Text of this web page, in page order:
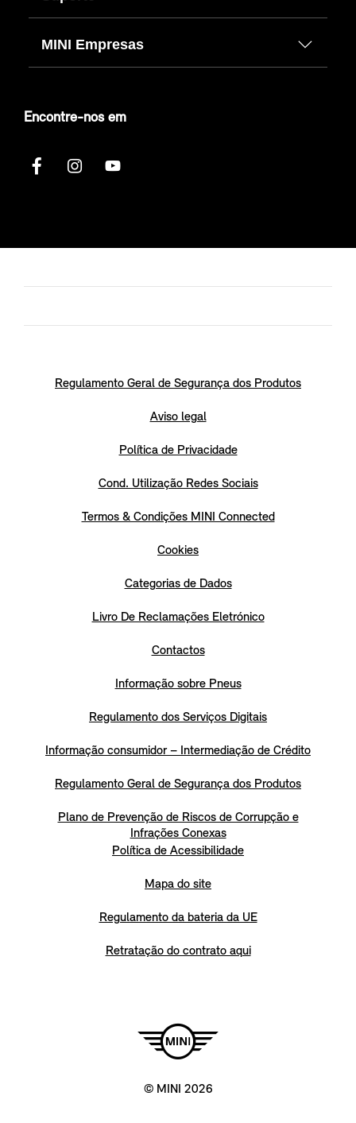
MINI Empresas
Encontre-nos em
Regulamento Geral de Segurança dos Produtos
Aviso legal
Política de Privacidade
Cond. Utilização Redes Sociais
Termos & Condições MINI Connected
Cookies
Categorias de Dados
Livro De Reclamações Eletrónico
Contactos
Informação sobre Pneus
Regulamento dos Serviços Digitais
Informação consumidor – Intermediação de Crédito
Regulamento Geral de Segurança dos Produtos
Plano de Prevenção de Riscos de Corrupção e
Infrações Conexas
Política de Acessibilidade
Mapa do site
Regulamento da bateria da UE
Retratação do contrato aqui
© MINI 2026